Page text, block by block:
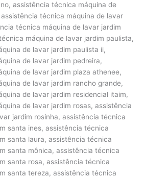
assistência técnica máquina de
técnica máquina de lavar
técnica máquina de lavar jardim
máquina de lavar jardim paulista,
de lavar jardim paulista ii,
de lavar jardim pedreira,
de lavar jardim plaza athenee,
de lavar jardim rancho grande,
de lavar jardim residencial itaim,
de lavar jardim rosas, assistência
jardim rosinha, assistência técnica
santa ines, assistência técnica
santa laura, assistência técnica
santa mônica, assistência técnica
santa rosa, assistência técnica
santa tereza, assistência técnica